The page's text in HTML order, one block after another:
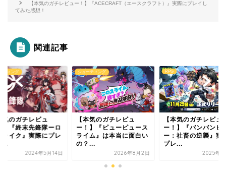
【本気のガチレビュー！】『ACECRAFT（エースクラフト）』実際にプレイし
てみた感想！
関連記事
ティング
気のガチレビュ
】『終末先鋒隊ーロ
ライク』実際にプレ
...
2024年5月14日
シューティング
【本気のガチレビュ
ー！】『ピューピュース
ライム』は本当に面白い
の？...
2026年8月2日
RPG
【本気のガチレビュ
ー！】『バンバンヒ
ー：社畜の逆襲』実
プレ...
2025年1